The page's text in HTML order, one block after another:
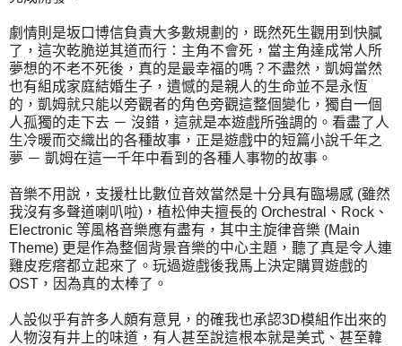
劇情則是坂口博信負責大多數規劃的，既然死生觀用到快膩
了，這次乾脆逆其道而行：主角不會死，當主角達成常人所
夢想的不老不死後，真的是最幸福的嗎？不盡然，凱姆當然
也有組成家庭結婚生子，遺憾的是親人的生命並不是永恆
的，凱姆就只能以旁觀者的角色旁觀這整個變化，獨自一個
人孤獨的走下去 － 沒錯，這就是本遊戲所強調的。看盡了人
生冷暖而交織出的各種故事，正是遊戲中的短篇小說千年之
夢 － 凱姆在這一千年中看到的各種人事物的故事。
音樂不用說，支援杜比數位音效當然是十分具有臨場感 (雖然
我沒有多聲道喇叭啦)，植松伸夫擅長的 Orchestral、Rock、
Electronic 等風格音樂應有盡有，其中主旋律音樂 (Main
Theme) 更是作為整個背景音樂的中心主題，聽了真是令人連
雞皮疙瘩都立起來了。玩過遊戲後我馬上決定購買遊戲的
OST，因為真的太棒了。
人設似乎有許多人頗有意見，的確我也承認3D模組作出來的
人物沒有井上的味道，有人甚至說這根本就是美式、甚至韓